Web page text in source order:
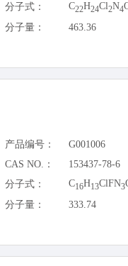
分子式：
C22H24Cl2N4
分子量： 463.36
产品编号：
G001006
CAS NO.：
153437-78-6
分子式：
C16H13ClFN3
分子量： 333.74